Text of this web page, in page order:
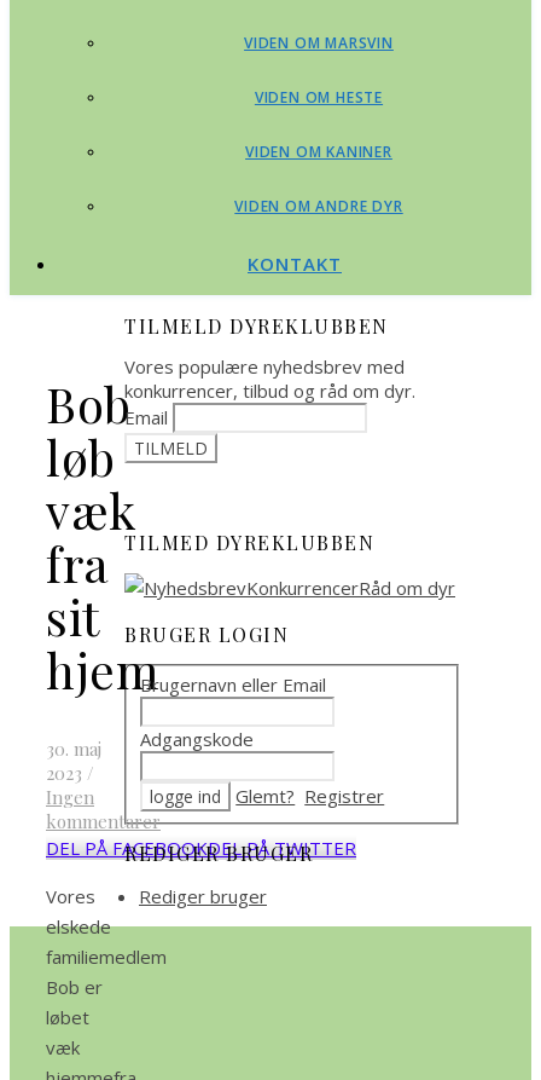
VIDEN OM MARSVIN
VIDEN OM HESTE
VIDEN OM KANINER
VIDEN OM ANDRE DYR
KONTAKT
Bob
løb
væk
fra
sit
hjem
30. maj
2023 /
Ingen
kommentarer
DEL PÅ FACEBOOKDEL PÅ TWITTER
Vores
elskede
familiemedlem
Bob er
løbet
væk
TILMELD DYREKLUBBEN
Vores populære nyhedsbrev med
konkurrencer, tilbud og råd om dyr.
Email
TILMED DYREKLUBBEN
BRUGER LOGIN
Brugernavn eller Email
Adgangskode
Glemt? Registrer
REDIGER BRUGER
Rediger bruger